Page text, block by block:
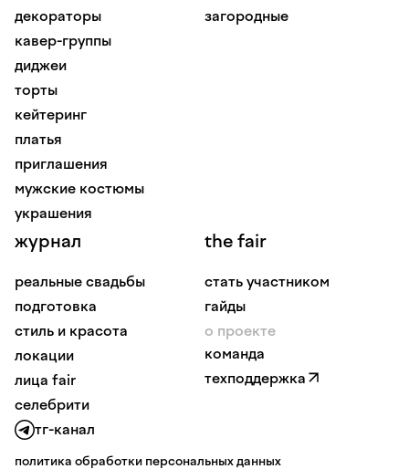
декораторы
кавер-группы
диджеи
торты
кейтеринг
платья
приглашения
мужские костюмы
украшения
загородные
журнал
реальные свадьбы
подготовка
стиль и красота
локации
лица fair
селебрити
the fair
стать участником
гайды
о проекте
команда
техподдержка
тг-канал
политика обработки персональных данных